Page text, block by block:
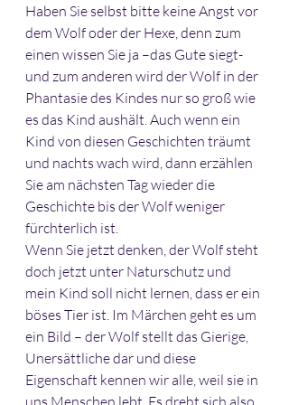
Haben Sie selbst bitte keine Angst vor
dem Wolf oder der Hexe, denn zum
einen wissen Sie ja –das Gute siegt-
und zum anderen wird der Wolf in der
Phantasie des Kindes nur so groß wie
es das Kind aushält. Auch wenn ein
Kind von diesen Geschichten träumt
und nachts wach wird, dann erzählen
Sie am nächsten Tag wieder die
Geschichte bis der Wolf weniger
fürchterlich ist.
Wenn Sie jetzt denken, der Wolf steht
doch jetzt unter Naturschutz und
mein Kind soll nicht lernen, dass er ein
böses Tier ist. Im Märchen geht es um
ein Bild – der Wolf stellt das Gierige,
Unersättliche dar und diese
Eigenschaft kennen wir alle, weil sie in